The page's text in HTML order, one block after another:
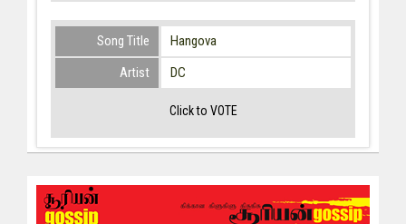
Song Title
Hangova
Artist
DC
Click to VOTE